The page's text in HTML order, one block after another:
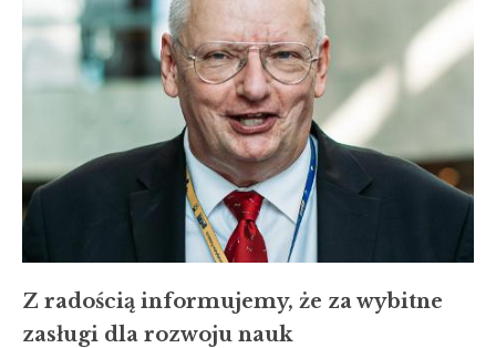
Z radością informujemy, że za wybitne
zasługi dla rozwoju nauk